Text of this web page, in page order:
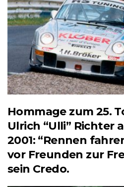
Hommage zum 25.
Ulrich “Ulli” Richter
2001: “Rennen
vor Freunden zur
sein Credo.